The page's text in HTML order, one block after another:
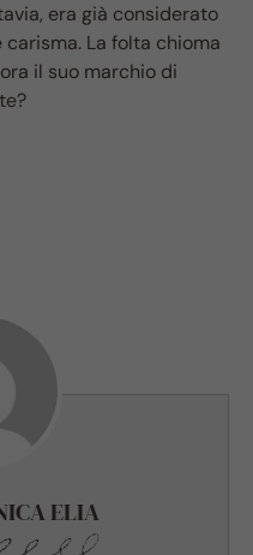
era già considerato
La folta chioma
il suo marchio di
ELIA